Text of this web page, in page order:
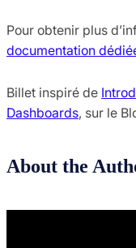
Pour obtenir plus
documentation
Billet inspiré de
Dashboards, sur le
About the